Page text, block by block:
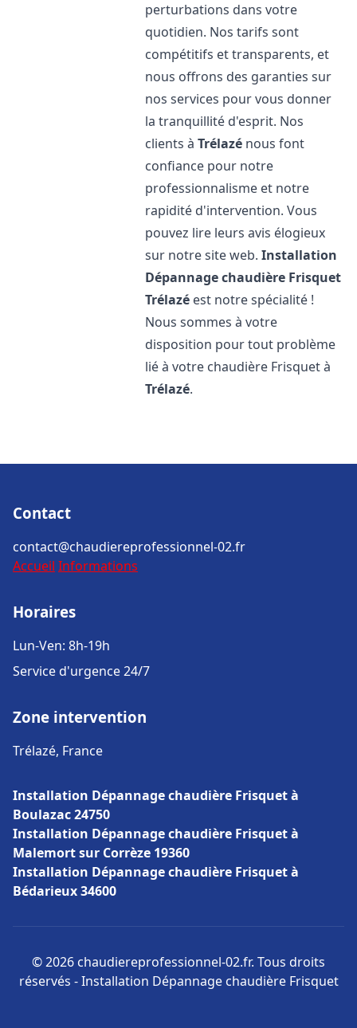
perturbations dans votre
quotidien. Nos tarifs sont
compétitifs et transparents, et
nous offrons des garanties sur
nos services pour vous donner
la tranquillité d'esprit. Nos
clients àTrélazé nous font
confiance pour notre
professionnalisme et notre
rapidité d'intervention. Vous
pouvez lire leurs avis élogieux
sur notre site web.Installation
Dépannage chaudière Frisquet
Trélazé est notre spécialité !
Nous sommes à votre
disposition pour tout problème
lié à votre chaudière Frisquet à
Trélazé.
Contact
contact@chaudiereprofessionnel-02.fr
Accueil Informations
Horaires
Lun-Ven: 8h-19h
Service d'urgence 24/7
Zone intervention
Trélazé, France
Installation Dépannage chaudière Frisquet à
Boulazac 24750
Installation Dépannage chaudière Frisquet à
Malemort sur Corrèze 19360
Installation Dépannage chaudière Frisquet à
Bédarieux 34600
© 2026 chaudiereprofessionnel-02.fr. Tous droits
réservés - Installation Dépannage chaudière Frisquet